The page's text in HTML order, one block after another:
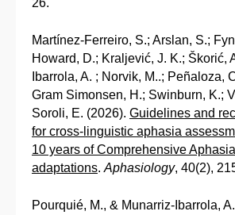
Martínez-Ferreiro, S.; Arslan, S.;
Howard, D.; Kraljević, J. K.; Škorić,
Ibarrola, A. ; Norvik, M..; Peñaloza,
Gram Simonsen, H.; Swinburn, K.;
Soroli, E. (2026). Guidelines and
for cross-linguistic aphasia
10 years of Comprehensive
adaptations. Aphasiology, 40(2),
Pourquié, M., & Munarriz-Ibarrola, A.